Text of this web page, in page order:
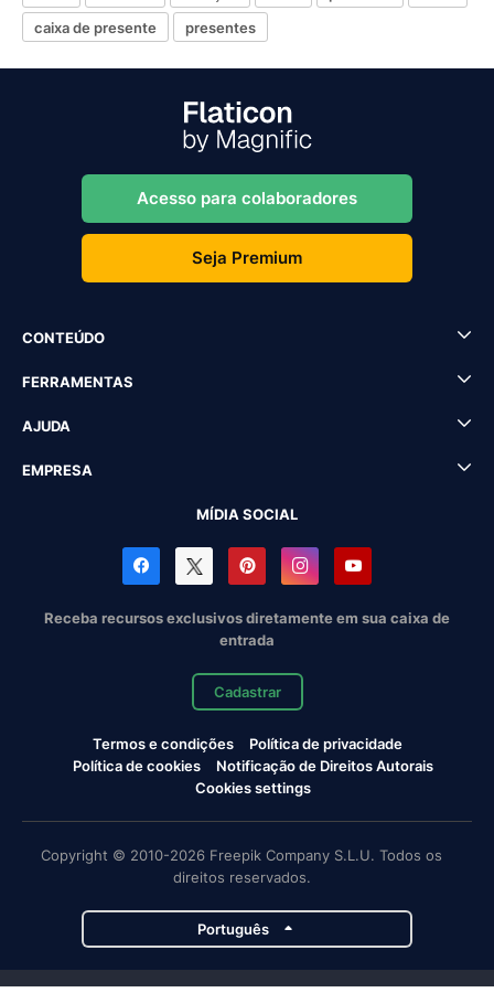
caixa de presente
presentes
Acesso para colaboradores
Seja Premium
CONTEÚDO
FERRAMENTAS
AJUDA
EMPRESA
MÍDIA SOCIAL
Receba recursos exclusivos diretamente em sua caixa de
entrada
Cadastrar
Termos e condições
Política de privacidade
Política de cookies
Notificação de Direitos Autorais
Cookies settings
Copyright © 2010-2026 Freepik Company S.L.U. Todos os
direitos reservados.
Português